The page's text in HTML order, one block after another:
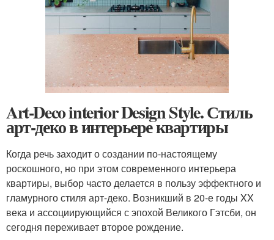
Art-Deco interior Design Style. Стиль
арт-деко в интерьере квартиры
Когда речь заходит о создании по-настоящему
роскошного, но при этом современного интерьера
квартиры, выбор часто делается в пользу эффектного и
гламурного стиля арт-деко. Возникший в 20-е годы XX
века и ассоциирующийся с эпохой Великого Гэтсби, он
сегодня переживает второе рождение.